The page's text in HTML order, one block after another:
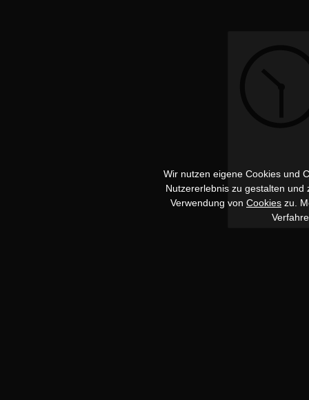
Wir nutzen eigene Cookies und
Nutzererlebnis zu gestalten
Verwendung von Cookies zu.